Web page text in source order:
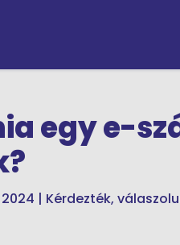
egy e-
| Kérdezték,